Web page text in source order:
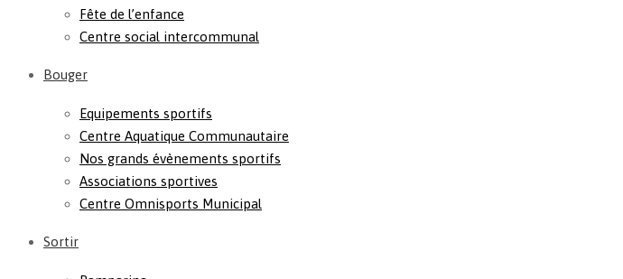
Fête de l’enfance
Centre social intercommunal
Bouger
Equipements sportifs
Centre Aquatique Communautaire
Nos grands évènements sportifs
Associations sportives
Centre Omnisports Municipal
Sortir